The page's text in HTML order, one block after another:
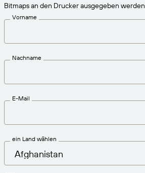
Technische Daten
Print Connectors
Bitmaps an den Drucker ausgegeben
Vorname
Nachname
E-Mail
ein Land wählen